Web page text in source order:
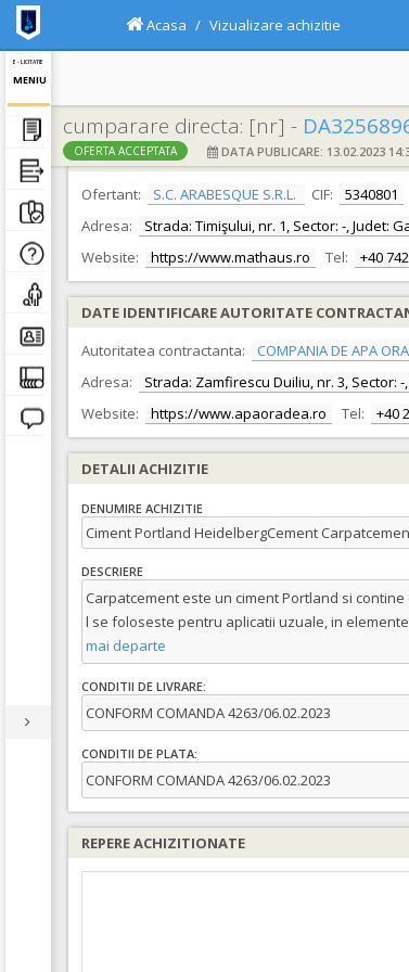
E - LICITATIE
MENIU
Acasa Vizualizare achizitie
cumparare directa: [nr] -
OFERTA ACCEPTATA DATA PUBLICARE: 13.02.2023
DATE IDENTIFICARE OFERTANT
Ofertant:
S.C. ARABESQUE S.R.L. CIF:
5340801
Adresa:
Strada: Timişului, nr. 1, Sector: -, Judet:
Website:
https://www.mathaus.ro Tel: +40
DATE IDENTIFICARE AUTORITATE
Autoritatea contractanta:
COMPANIA DE APA
Adresa:
Strada: Zamfirescu Duiliu, nr. 3, Sector:
Website:
https://www.apaoradea.ro Tel: +40
DETALII ACHIZITIE
DENUMIRE ACHIZITIE
Ciment Portland HeidelbergCement Carpatcement
DESCRIERE
Carpatcement este un ciment Portland si
l se foloseste pentru aplicatii uzuale, in
mai departe
CONDITII DE LIVRARE:
CONFORM COMANDA 4263/06.02.2023
CONDITII DE PLATA:
CONFORM COMANDA 4263/06.02.2023
REPERE ACHIZITIONATE